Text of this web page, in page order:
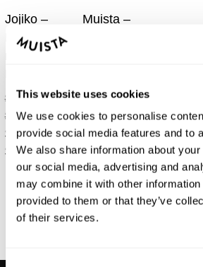
This website uses cookies
We use cookies to personalise
provide social media features and to
We also share information about
our social media, advertising and
may combine it with other information
provided to them or that they’ve
of their services.
Jojiko –
Bürohocker
$
399.00 –
$
460.00Preisspanne:
$399.00
bis
$460.00
$ 339.15 –
$
391.00Preisspanne:
$339.15
bis
$391.00
Muista –
$470.00 –
$540.00
$470.00
bis
$540.00
$399.50 –
$ 459.00Preisspanne:
$399.50
bis
$459.00
Trustpilot